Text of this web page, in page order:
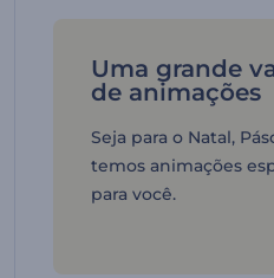
Uma grande
de animações
Seja para o Natal,
temos animações
para você.